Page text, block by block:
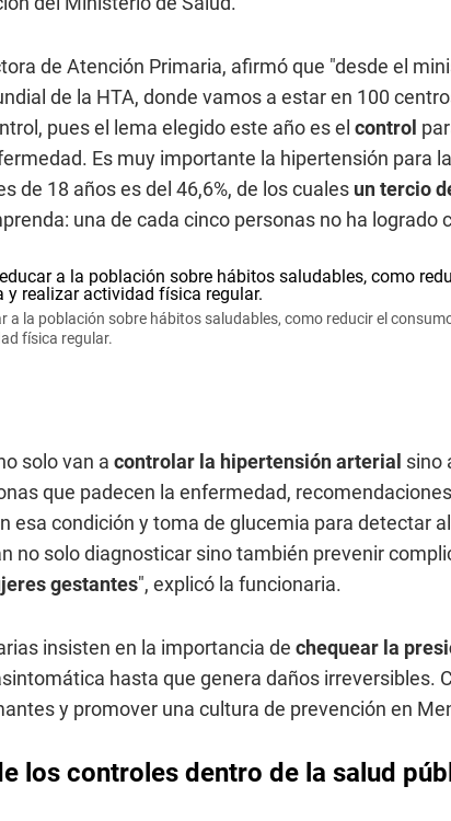
de Atención Primaria, afirmó que "desde el
de la HTA, donde vamos a estar en 100
pues el lema elegido este año es el control
Es muy importante la hipertensión para la
de 18 años es del 46,6%, de los cuales un tercio
una de cada cinco personas no ha logrado
a la población sobre hábitos saludables, como reducir el
física regular.
solo van a controlar la hipertensión arterial sino
que padecen la enfermedad,
esa condición y toma de glucemia para detectar
no solo diagnosticar sino también prevenir
gestantes", explicó la funcionaria.
insisten en la importancia de chequear la
hasta que genera daños irreversibles.
y promover una cultura de prevención en
los controles dentro de la salud